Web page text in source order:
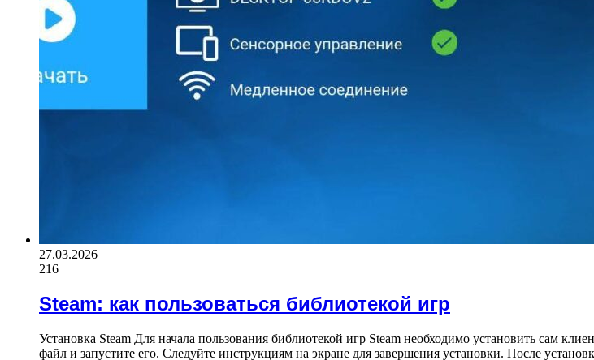
27.03.2026
216
Steam: как пользоваться библиотекой игр
Установка Steam Для начала пользования библиотекой игр Steam необходимо установить сам
файл и запустите его. Следуйте инструкциям на экране для завершения установки. После